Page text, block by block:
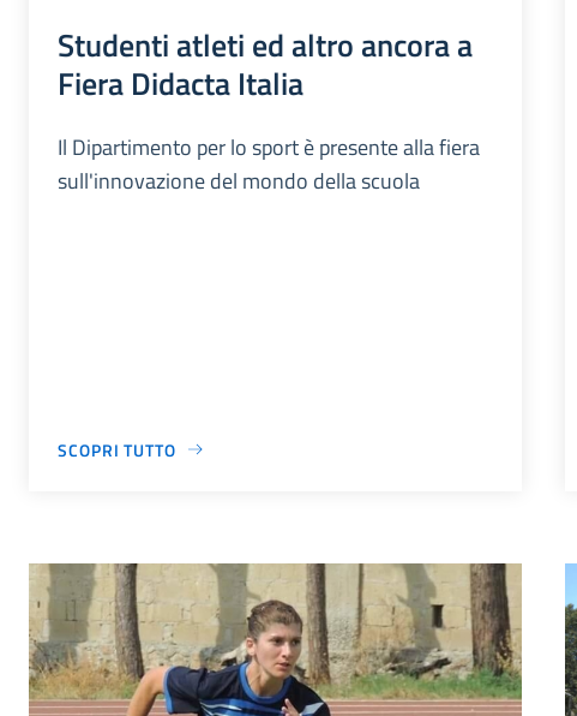
Studenti atleti ed altro ancora a
Fiera Didacta Italia
Il Dipartimento per lo sport è presente alla fiera
sull'innovazione del mondo della scuola
SCOPRI TUTTO